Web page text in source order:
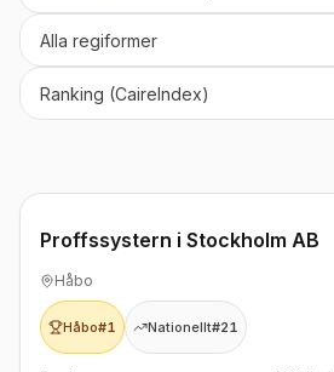
Proffssystern i Stockholm AB
Håbo
Håbo#1 Nationellt#21